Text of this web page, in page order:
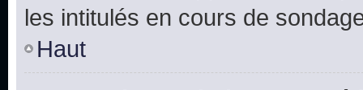
les intitulés en cours de
Haut